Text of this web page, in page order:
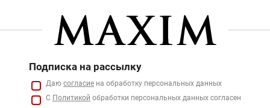
Подписка на рассылку
Даю согласие на обработку персональных данных
С Политикой обработки персональных данных согласен